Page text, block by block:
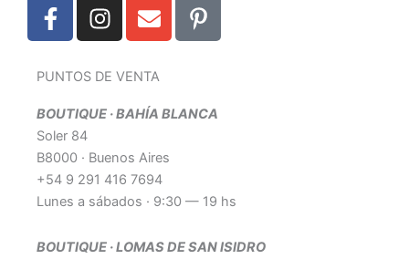
F
a
e
o
o
k
-
f
I
n
t
g
a
m
E
n
e
o
e
P
i
r
-
PUNTOS DE VENTA
BOUTIQUE · BAHÍA BLANCA
Soler 84
B8000 · Buenos Aires
+54 9 291 416 7694
Lunes a sábados · 9:30 — 19 hs
BOUTIQUE · LOMAS DE SAN ISIDRO